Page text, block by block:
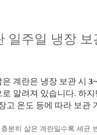
일주일 냉장 보
계란은 냉장 보관 시
알려져 있습니다. 하지
고 온도 등에 따라 보관
충분히 삶은 계란일수록 세균